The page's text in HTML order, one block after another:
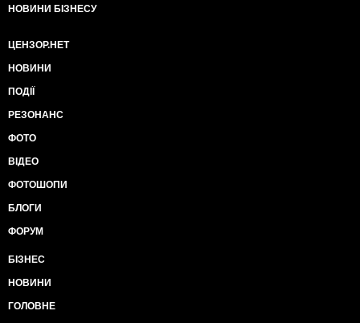
НОВИНИ БІЗНЕСУ
ЦЕНЗОР.НЕТ
НОВИНИ
ПОДІЇ
РЕЗОНАНС
ФОТО
ВІДЕО
ФОТОШОПИ
БЛОГИ
ФОРУМ
БІЗНЕС
НОВИНИ
ГОЛОВНЕ